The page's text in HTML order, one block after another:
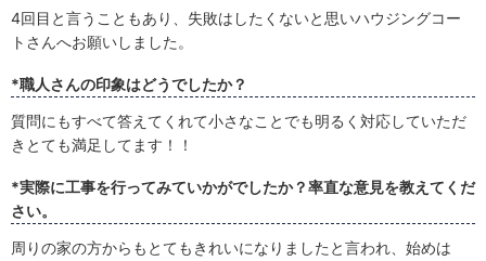
4回目と言うこともあり、失敗はしたくないと思いハウジングコー
トさんへお願いしました。
*職人さんの印象はどうでしたか？
質問にもすべて答えてくれて小さなことでも明るく対応していただ
きとても満足してます！！
*実際に工事を行ってみていかがでしたか？率直な意見を教えてくだ
さい。
周りの家の方からもとてもきれいになりましたと言われ、始めは